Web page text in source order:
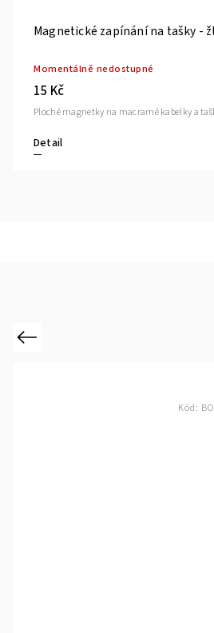
Dřevěné ucho světlé pr.13,5 cm
Skladem (>10 ks)
89 Kč
Do košíku
Hladké překližkové ucho pro macramé tašky
Previous